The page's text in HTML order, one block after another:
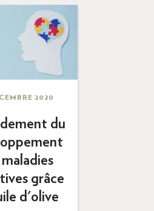
2020
du
grâce
d'olive